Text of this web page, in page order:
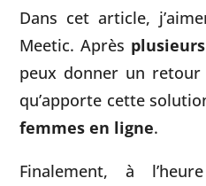
Dans cet article,
Meetic. Après
peux donner un
qu’apporte cette
femmes en ligne.
Finalement, à